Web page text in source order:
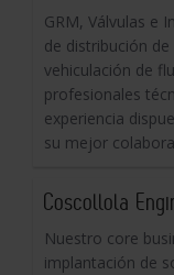
GRM, Válvulas e
de distribución
vehiculación de
profesionales
experiencia
su mejor
Coscollola
Nuestro core
implantación de